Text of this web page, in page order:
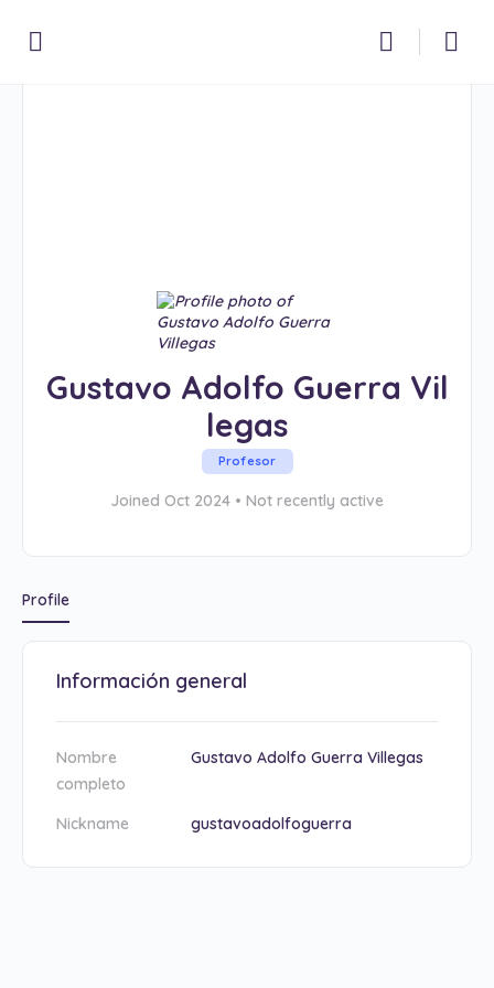
Gustavo Adolfo Guerra Vil
legas
Profesor
Joined Oct 2024 • Not recently active
Profile
Información general
Nombre
completo
Gustavo Adolfo Guerra Villegas
Nickname gustavoadolfoguerra